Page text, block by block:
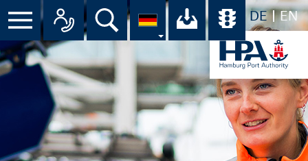
DE EN
Suche Ihr Download-